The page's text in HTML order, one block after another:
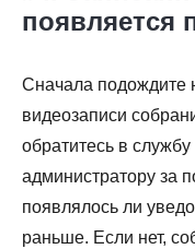
появляется
Сначала подождите
видеозаписи
обратитесь в
администратору за
появлялось ли
раньше. Если нет,